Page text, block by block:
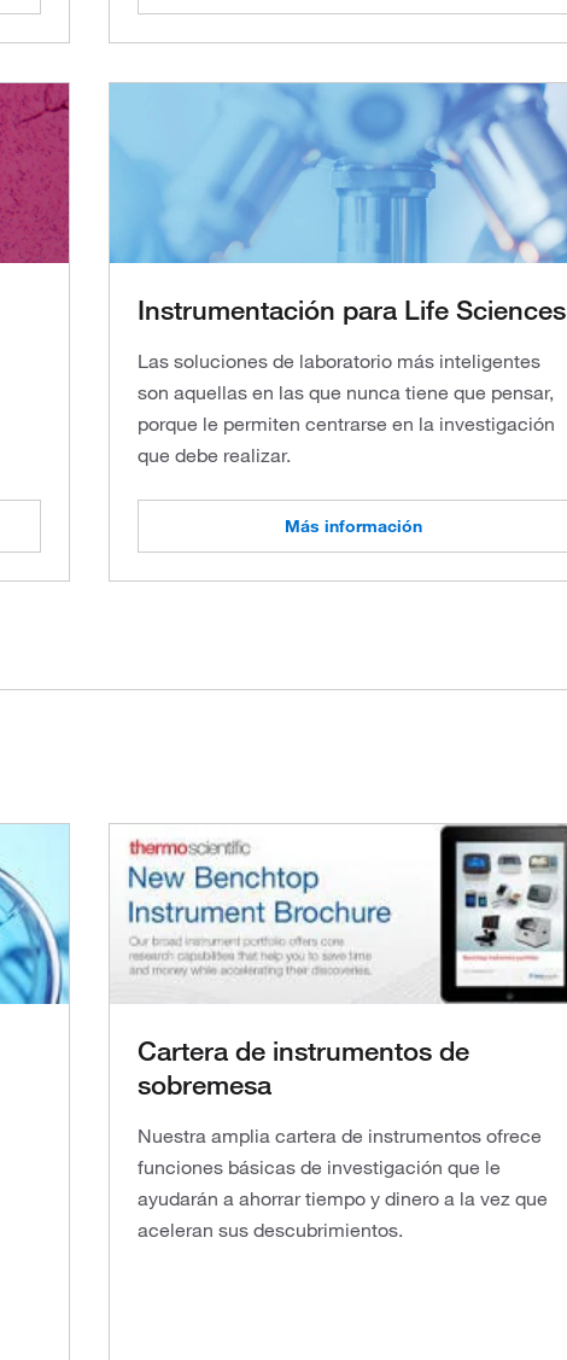
Instrumentación para Life Sciences
Las soluciones de laboratorio más inteligentes
son aquellas en las que nunca tiene que pensar,
porque le permiten centrarse en la investigación
que debe realizar.
Más información
Cartera de instrumentos de
sobremesa
Nuestra amplia cartera de instrumentos ofrece
funciones básicas de investigación que le
ayudarán a ahorrar tiempo y dinero a la vez que
aceleran sus descubrimientos.